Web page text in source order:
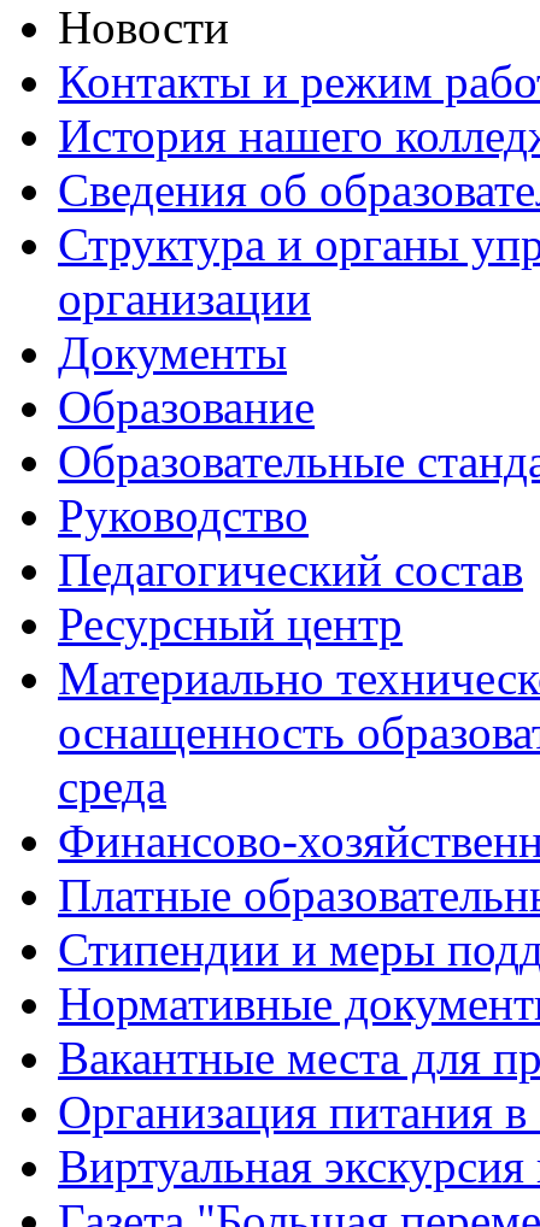
Новости
Контакты и режим
История нашего
Сведения об
Структура и органы
организации
Документы
Образование
Образовательные
Руководство
Педагогический состав
Ресурсный центр
Материально
оснащенность
среда
Финансово-
Платные
Стипендии и меры
Нормативные
Вакантные места для
Организация питания в
Виртуальная